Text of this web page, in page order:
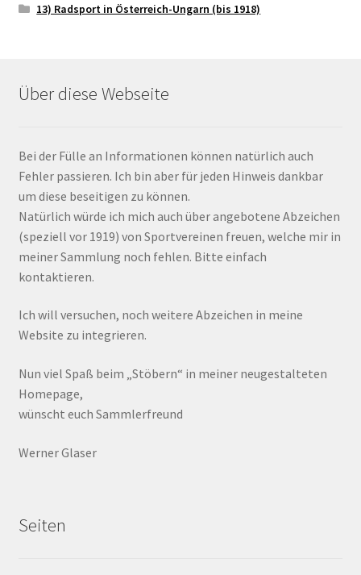
13) Radsport in Österreich-Ungarn (bis 1918)
Über diese Webseite
Bei der Fülle an Informationen können natürlich auch
Fehler passieren. Ich bin aber für jeden Hinweis dankbar
um diese beseitigen zu können.
Natürlich würde ich mich auch über angebotene Abzeichen
(speziell vor 1919) von Sportvereinen freuen, welche mir in
meiner Sammlung noch fehlen. Bitte einfach
kontaktieren.
Ich will versuchen, noch weitere Abzeichen in meine
Website zu integrieren.
Nun viel Spaß beim „Stöbern“ in meiner neugestalteten
Homepage,
wünscht euch Sammlerfreund
Werner Glaser
Seiten